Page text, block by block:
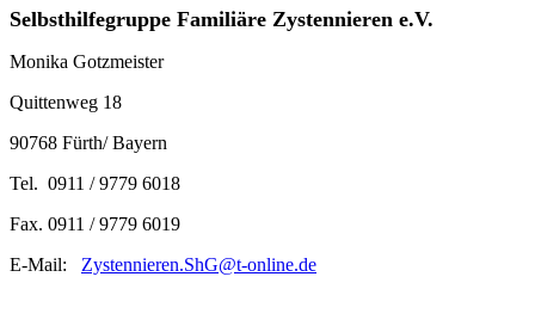
Selbsthilfegruppe Familiäre Zystennieren e.V.
Monika Gotzmeister
Quittenweg 18
90768 Fürth/ Bayern
Tel. 0911 / 9779 6018
Fax. 0911 / 9779 6019
E-Mail: Zystennieren.ShG@t-online.de